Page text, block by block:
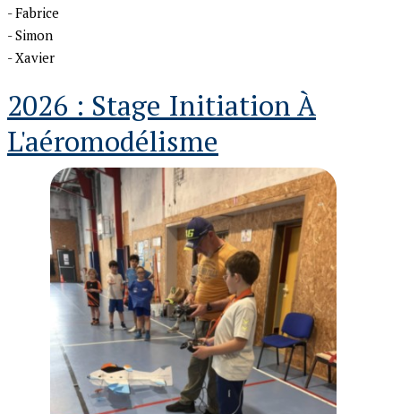
- Fabrice
- Simon
- Xavier
2026 : Stage Initiation À
L'aéromodélisme